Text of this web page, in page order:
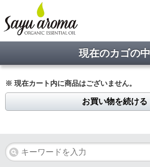
現在のカゴの中
※ 現在カート内に商品はございません。
お買い物を続ける